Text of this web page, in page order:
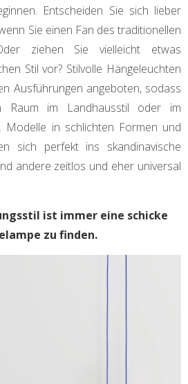
Entscheiden Sie sich lieber
Sie einen Fan des traditionellen
ziehen Sie vielleicht etwas
Stil vor? Stilvolle Hängeleuchten
Ausführungen angeboten, sodass
Raum im Landhausstil oder im
Modelle in schlichten Formen und
sich perfekt ins skandinavische
andere zeitlos und eher universal
ist immer eine schicke
zu finden.